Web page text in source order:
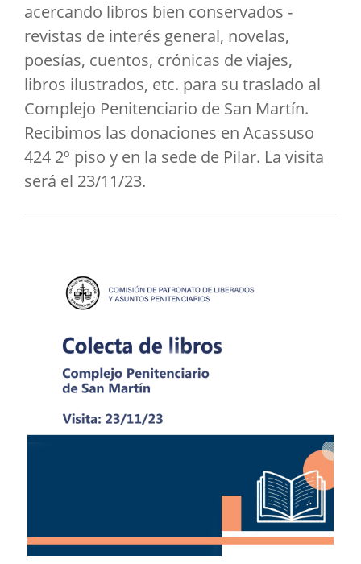
acercando libros bien conservados -
revistas de interés general, novelas,
poesías, cuentos, crónicas de viajes,
libros ilustrados, etc. para su traslado al
Complejo Penitenciario de San Martín.
Recibimos las donaciones en Acassuso
424 2º piso y en la sede de Pilar. La visita
será el 23/11/23.